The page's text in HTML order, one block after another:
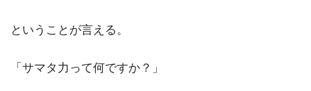
ということが言える。
「サマタ力って何ですか？」